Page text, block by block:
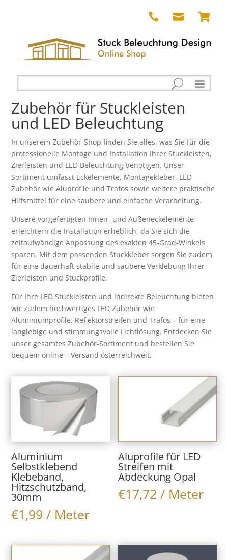
  
Zubehör für Stuckleisten
und LED Beleuchtung
In unserem Zubehör-Shop finden Sie alles, was Sie für die
professionelle Montage und Installation Ihrer Stuckleisten,
Zierleisten und LED Beleuchtung benötigen. Unser
Sortiment umfasst Eckelemente, Montagekleber, LED
Zubehör wie Aluprofile und Trafos sowie weitere praktische
Hilfsmittel für eine saubere und einfache Verarbeitung.
Unsere vorgefertigten Innen- und Außeneckelemente
erleichtern die Installation erheblich, da Sie sich die
zeitaufwändige Anpassung des exakten 45-Grad-Winkels
sparen. Mit dem passenden Stuckkleber sorgen Sie zudem
für eine dauerhaft stabile und saubere Verklebung Ihrer
Zierleisten und Stuckprofile.
Für Ihre LED Stuckleisten und indirekte Beleuchtung bieten
wir zudem hochwertiges LED Zubehör wie
Aluminiumprofile, Reflektorstreifen und Trafos – für eine
langlebige und stimmungsvolle Lichtlösung. Entdecken Sie
unser gesamtes Zubehör-Sortiment und bestellen Sie
bequem online – Versand österreichweit.
Aluminium
Selbstklebend
Klebeband,
Hitzschutzband,
30mm
€1,99 / Meter
Aluprofile für LED
Streifen mit
Abdeckung Opal
€17,72 / Meter